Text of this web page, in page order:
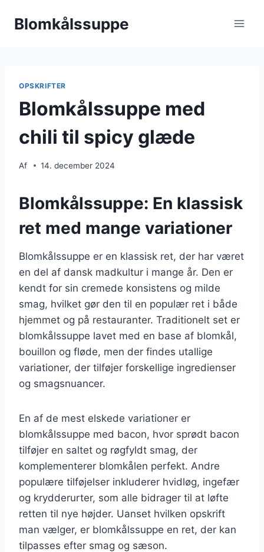
Blomkålssuppe
OPSKRIFTER
Blomkålssuppe med
chili til spicy glæde
Af 14. december 2024
Blomkålssuppe: En klassisk
ret med mange variationer
Blomkålssuppe er en klassisk ret, der har været
en del af dansk madkultur i mange år. Den er
kendt for sin cremede konsistens og milde
smag, hvilket gør den til en populær ret i både
hjemmet og på restauranter. Traditionelt set er
blomkålssuppe lavet med en base af blomkål,
bouillon og fløde, men der findes utallige
variationer, der tilføjer forskellige ingredienser
og smagsnuancer.
En af de mest elskede variationer er
blomkålssuppe med bacon, hvor sprødt bacon
tilføjer en saltet og røgfyldt smag, der
komplementerer blomkålen perfekt. Andre
populære tilføjelser inkluderer hvidløg, ingefær
og krydderurter, som alle bidrager til at løfte
retten til nye højder. Uanset hvilken opskrift
man vælger, er blomkålssuppe en ret, der kan
tilpasses efter smag og sæson.